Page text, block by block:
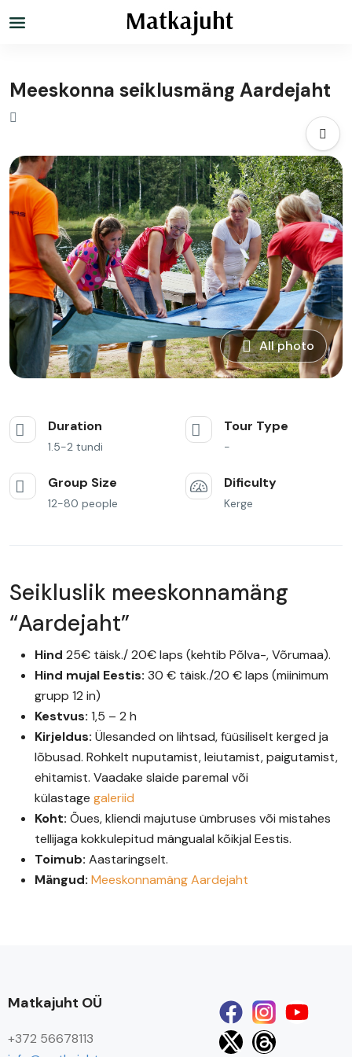
Meeskonna seiklusmäng Aardejaht
All photo
Duration
1.5-2 tundi
Tour Type
-
Group Size
12-80 people
Dificulty
Kerge
Seikluslik meeskonnamäng
“Aardejaht”
Hind 25€ täisk./ 20€ laps (kehtib Põlva-, Võrumaa).
Hind mujal Eestis: 30 € täisk./20 € laps (miinimum
grupp 12 in)
Kestvus: 1,5 – 2 h
Kirjeldus: Ülesanded on lihtsad, füüsiliselt kerged ja
lõbusad. Rohkelt nuputamist, leiutamist, paigutamist,
ehitamist. Vaadake slaide paremal või
külastage galeriid
Koht: Õues, kliendi majutuse ümbruses või mistahes
tellijaga kokkulepitud mängualal kõikjal Eestis.
Toimub: Aastaringselt.
Mängud: Meeskonnamäng Aardejaht
Matkajuht OÜ
+372 56678113